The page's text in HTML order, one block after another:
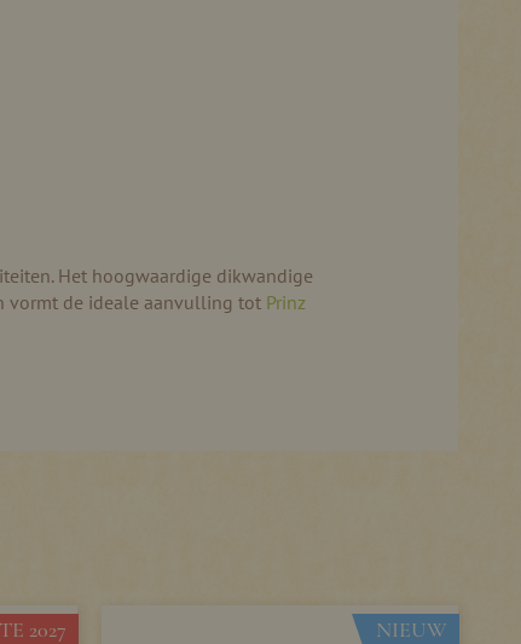
Het hoogwaardige dikwandige
vormt de ideale aanvulling tot Prinz
2027 NIEUW